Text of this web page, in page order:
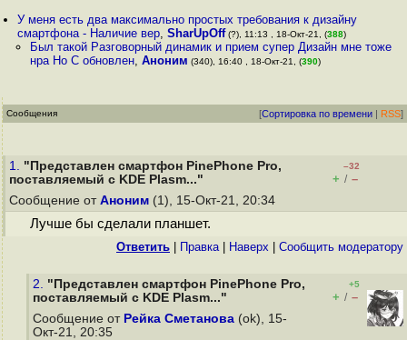
У меня есть два максимально простых требования к дизайну
смартфона - Наличие вер,SharUpOff(?), 11:13 , 18-Окт-21, (388)
Был такой Разговорный динамик и прием супер Дизайн мне тоже
нра Но С обновлен, Аноним (340), 16:40 , 18-Окт-21, (390)
Сообщения [Сортировка по времени | RSS]
1. "Представлен смартфон PinePhone Pro,
поставляемый с KDE Plasm..."
–32
+ / –
Сообщение от Аноним (1), 15-Окт-21, 20:34
Лучше бы сделали планшет.
Ответить Правка| Наверх Cообщить модератору
2. "Представлен смартфон PinePhone Pro,
поставляемый с KDE Plasm..."
+5
+ / –
Сообщение от Рейка Сметанова (ok), 15-
Окт-21, 20:35